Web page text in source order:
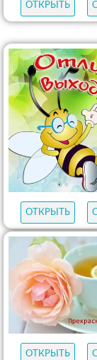
ОТКРЫТЬ
ОТКРЫТЬ
ОТКРЫТЬ